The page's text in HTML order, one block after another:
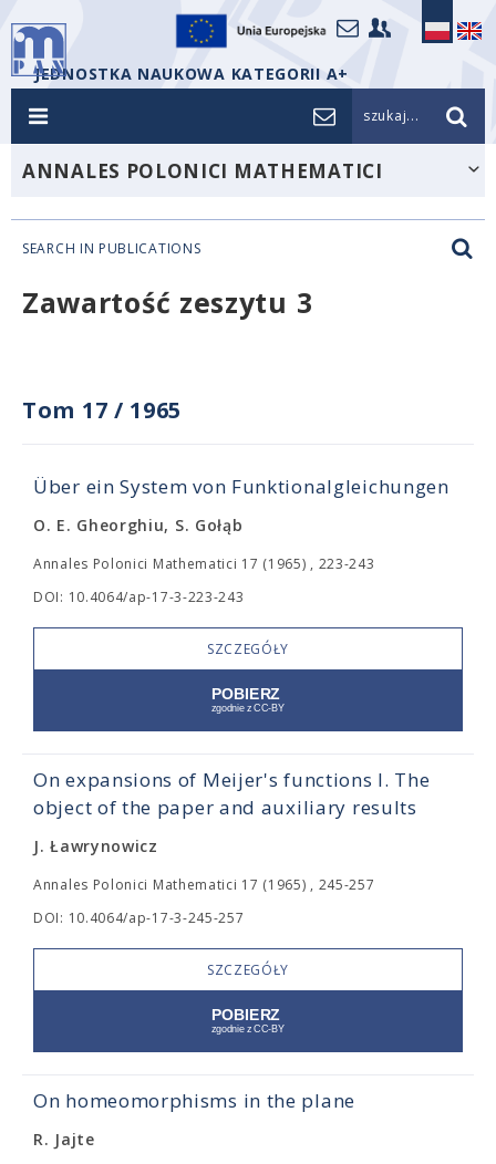
JEDNOSTKA NAUKOWA KATEGORII A+
szukaj...
ANNALES POLONICI MATHEMATICI
SEARCH IN PUBLICATIONS
Zawartość zeszytu 3
Tom 17 / 1965
Über ein System von Funktionalgleichungen
O. E. Gheorghiu, S. Gołąb
Annales Polonici Mathematici 17 (1965) , 223-243
DOI: 10.4064/ap-17-3-223-243
SZCZEGÓŁY
On expansions of Meijer's functions I. The
object of the paper and auxiliary results
J. Ławrynowicz
Annales Polonici Mathematici 17 (1965) , 245-257
DOI: 10.4064/ap-17-3-245-257
SZCZEGÓŁY
On homeomorphisms in the plane
R. Jajte